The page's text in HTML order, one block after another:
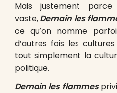
Mais justement
vaste, Demain les
ce qu’on nomme
d’autres fois les
tout simplement la
politique.
Demain les flammes